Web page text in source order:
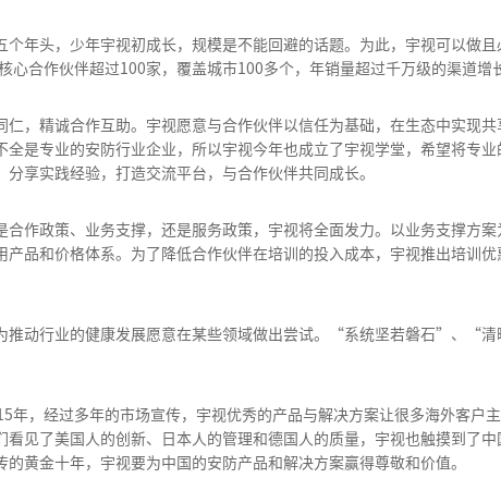
年头，少年宇视初成长，规模是不能回避的话题。为此，宇视可以做且
心合作伙伴超过100家，覆盖城市100多个，年销量超过千万级的渠道增
，精诚合作互助。宇视愿意与合作伙伴以信任为基础，在生态中实现
是专业的安防行业企业，所以宇视今年也成立了宇视学堂，希望将专
享实践经验，打造交流平台，与合作伙伴共同成长。
作政策、业务支撑，还是服务政策，宇视将全面发力。以业务支撑方
品和价格体系。为了降低合作伙伴在培训的投入成本，宇视推出培训
推动行业的健康发展愿意在某些领域做出尝试。“系统坚若磐石”、“
年，经过多年的市场宣传，宇视优秀的产品与解决方案让很多海外客户
见了美国人的创新、日本人的管理和德国人的质量，宇视也触摸到了
黄金十年，宇视要为中国的安防产品和解决方案赢得尊敬和价值。